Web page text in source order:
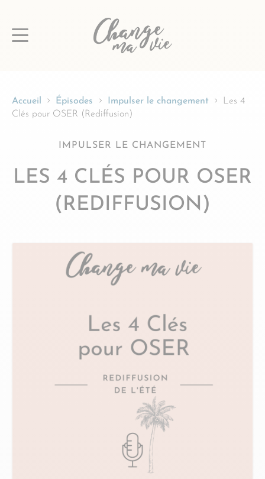
au
Accueil Épisodes Impulser le changement
Les 4
Clés pour OSER (Rediffusion)
IMPULSER LE CHANGEMENT
LES 4 CLÉS POUR OSER
(REDIFFUSION)